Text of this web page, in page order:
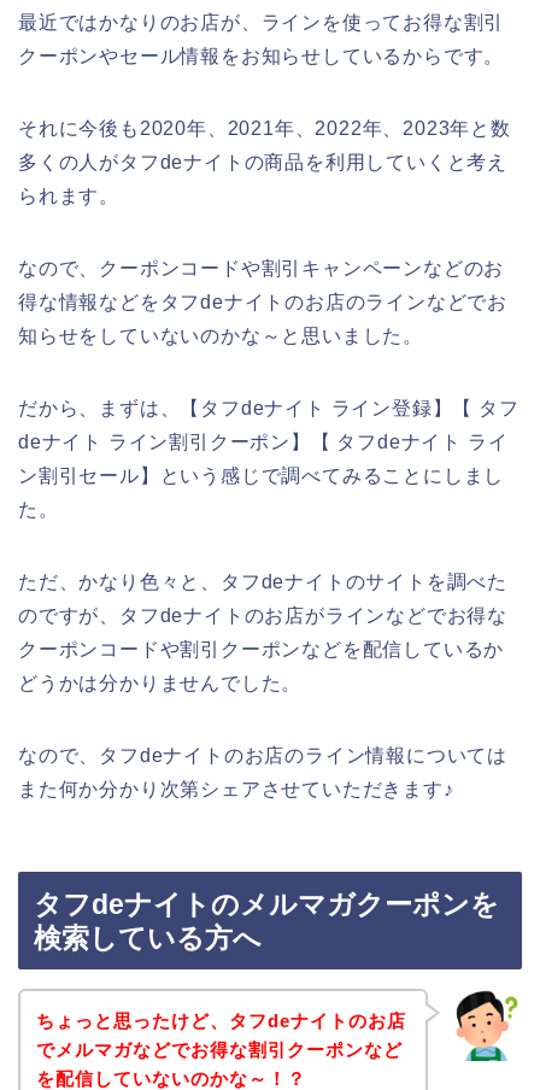
最近ではかなりのお店が、ラインを使ってお得な割引
クーポンやセール情報をお知らせしているからです。
それに今後も2020年、2021年、2022年、2023年と数
多くの人がタフdeナイトの商品を利用していくと考え
られます。
なので、クーポンコードや割引キャンペーンなどのお
得な情報などをタフdeナイトのお店のラインなどでお
知らせをしていないのかな～と思いました。
だから、まずは、【タフdeナイト ライン登録】【 タフ
deナイト ライン割引クーポン】【 タフdeナイト ライ
ン割引セール】という感じで調べてみることにしまし
た。
ただ、かなり色々と、タフdeナイトのサイトを調べた
のですが、タフdeナイトのお店がラインなどでお得な
クーポンコードや割引クーポンなどを配信しているか
どうかは分かりませんでした。
なので、タフdeナイトのお店のライン情報については
また何か分かり次第シェアさせていただきます♪
タフdeナイトのメルマガクーポンを
検索している方へ
ちょっと思ったけど、タフdeナイトのお店
でメルマガなどでお得な割引クーポンなど
を配信していないのかな～！？